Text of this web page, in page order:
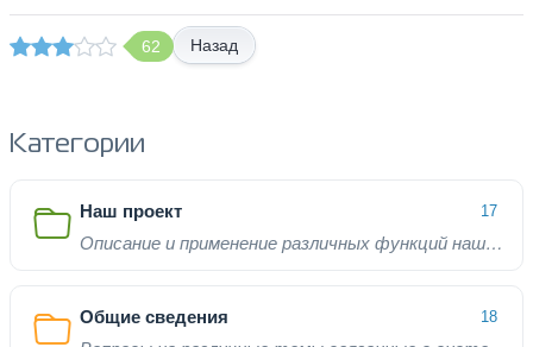
62 Назад
Категории
Наш проект 17
Описание и применение различных функций нашего проекта
Общие сведения 18